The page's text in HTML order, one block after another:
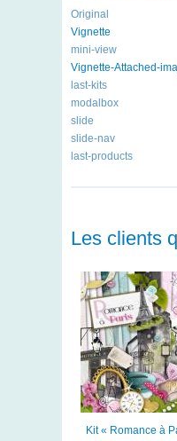
Original
Vignette
mini-view
Vignette-Attached-
last-kits
modalbox
slide
slide-nav
last-products
Les clients
Kit « Romance à